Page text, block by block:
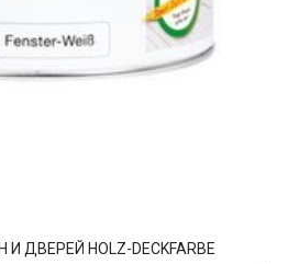
ДВЕРЕЙ HOLZ-DECKFARBE